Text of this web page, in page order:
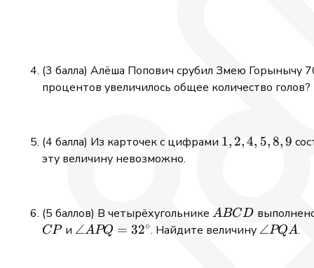
(3 балла) Алёша Попович срубил Змею Горынычу
процентов увеличилось общее количество голов?
(4 балла) Из карточек с цифрами 1,2,4,5,8,9
1, 2, 4, 5,8,9
эту величину невозможно.
(5 баллов) В четырёхугольнике ABCD
ABCD
CPи \angle
∠APQ = 32∘. Найдите величину \angle
∠PQA.